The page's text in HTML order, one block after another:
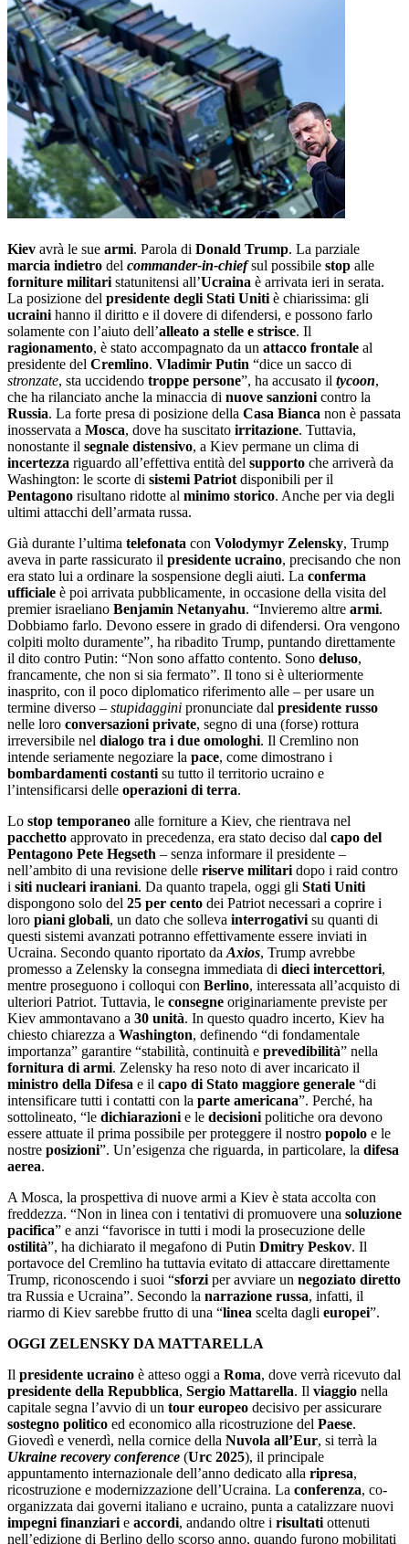
Kiev avrà le sue armi. Parola di Donald Trump. La parziale
marcia indietro del commander-in-chiefsul possibile stop alle
forniture militari statunitensi all’Ucraina è arrivata ieri in serata.
La posizione del presidente degli Stati Uniti è chiarissima: gli
ucraini hanno il diritto e il dovere di difendersi, e possono farlo
solamente con l’aiuto dell’alleato a stelle e strisce. Il
ragionamento, è stato accompagnato da un attacco frontale al
presidente del Cremlino. Vladimir Putin “dice un sacco di
stronzate, sta uccidendo troppe persone”, ha accusato il tycoon,
che ha rilanciato anche la minaccia di nuove sanzioni contro la
Russia. La forte presa di posizione della Casa Bianca non è passata
inosservata a Mosca, dove ha suscitato irritazione. Tuttavia,
nonostante il segnale distensivo, a Kiev permane un clima di
incertezza riguardo all’effettiva entità del supporto che arriverà da
Washington: le scorte di sistemi Patriot disponibili per il
Pentagono risultano ridotte al minimo storico. Anche per via degli
ultimi attacchi dell’armata russa.
Già durante l’ultima telefonata con Volodymyr Zelensky, Trump
aveva in parte rassicurato il presidente ucraino, precisando che non
era stato lui a ordinare la sospensione degli aiuti. La conferma
ufficiale è poi arrivata pubblicamente, in occasione della visita del
premier israeliano Benjamin Netanyahu. “Invieremo altre armi.
Dobbiamo farlo. Devono essere in grado di difendersi. Ora vengono
colpiti molto duramente”, ha ribadito Trump, puntando direttamente
il dito contro Putin: “Non sono affatto contento. Sono deluso,
francamente, che non si sia fermato”. Il tono si è ulteriormente
inasprito, con il poco diplomatico riferimento alle – per usare un
termine diverso – stupidaggini pronunciate dal presidente russo
nelle loro conversazioni private, segno di una (forse) rottura
irreversibile nel dialogo tra i due omologhi. Il Cremlino non
intende seriamente negoziare la pace, come dimostrano i
bombardamenti costanti su tutto il territorio ucraino e
l’intensificarsi delle operazioni di terra.
Lo stop temporaneo alle forniture a Kiev, che rientrava nel
pacchetto approvato in precedenza, era stato deciso dal capo del
Pentagono Pete Hegseth – senza informare il presidente –
nell’ambito di una revisione delle riserve militari dopo i raid contro
i siti nucleari iraniani. Da quanto trapela, oggi gli Stati Uniti
dispongono solo del 25 per cento dei Patriot necessari a coprire i
loro piani globali, un dato che solleva interrogativi su quanti di
questi sistemi avanzati potranno effettivamente essere inviati in
Ucraina. Secondo quanto riportato da Axios, Trump avrebbe
promesso a Zelensky la consegna immediata di dieci intercettori,
mentre proseguono i colloqui con Berlino, interessata all’acquisto di
ulteriori Patriot. Tuttavia, le consegne originariamente previste per
Kiev ammontavano a 30 unità. In questo quadro incerto, Kiev ha
chiesto chiarezza a Washington, definendo “di fondamentale
importanza” garantire “stabilità, continuità e prevedibilità” nella
fornitura di armi. Zelensky ha reso noto di aver incaricato il
ministro della Difesa e il capo di Stato maggiore generale “di
intensificare tutti i contatti con la parte americana”. Perché, ha
sottolineato, “le dichiarazioni e le decisioni politiche ora devono
essere attuate il prima possibile per proteggere il nostro popolo e le
nostre posizioni”. Un’esigenza che riguarda, in particolare, la difesa
aerea.
A Mosca, la prospettiva di nuove armi a Kiev è stata accolta con
freddezza. “Non in linea con i tentativi di promuovere una soluzione
pacifica” e anzi “favorisce in tutti i modi la prosecuzione delle
ostilità”, ha dichiarato il megafono di Putin Dmitry Peskov. Il
portavoce del Cremlino ha tuttavia evitato di attaccare direttamente
Trump, riconoscendo i suoi “sforzi per avviare un negoziato diretto
tra Russia e Ucraina”. Secondo la narrazione russa, infatti, il
riarmo di Kiev sarebbe frutto di una “linea scelta dagli europei”.
OGGI ZELENSKY DA MATTARELLA
Il presidente ucraino è atteso oggi a Roma, dove verrà ricevuto dal
presidente della Repubblica, Sergio Mattarella. Il viaggio nella
capitale segna l’avvio di un tour europeo decisivo per assicurare
sostegno politico ed economico alla ricostruzione del Paese.
Giovedì e venerdì, nella cornice della Nuvola all’Eur, si terrà la
Ukraine recovery conference (Urc 2025), il principale
appuntamento internazionale dell’anno dedicato alla ripresa,
ricostruzione e modernizzazione dell’Ucraina. La conferenza, co-
organizzata dai governi italiano e ucraino, punta a catalizzare nuovi
impegni finanziari e accordi, andando oltre i risultati ottenuti
nell’edizione di Berlino dello scorso anno, quando furono mobilitati